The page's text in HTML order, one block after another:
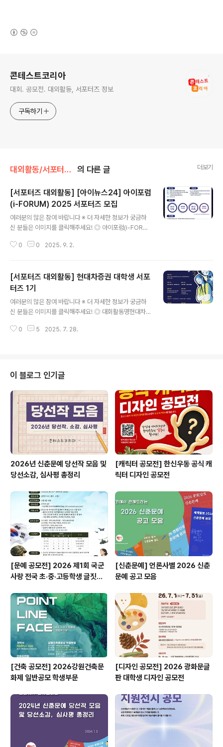
콘테스트코리아
대회. 공모전. 대외활동, 서포터즈 정보
구독하기
대외활동/서포터즈 • 기자단 의 다른 글 더보기
[서포터즈 대외활동] [아이뉴스24] 아이포럼
(i-FORUM) 2025 서포터즈 모집
여러분의 많은 참여 바랍니다 ※ 더 자세한 정보가 궁금하
신 분들은 이미지를 클릭해주세요! ◎ 아이포럼(i-FORU
025 서포터즈 모집 안내안녕하세요, 아이포럼(i-FORU
로 개최하는i-FORUM 2025 서포터즈를 모집합니다.많
은 관심과 참여 부탁드립니다. ◎ i-FORUM 2025 개요-
일시 : 2025. 10. 23.(목) 09:20~17:30- 장소 : 여의도
FKI타워 컨퍼런스센터 1층 그랜드볼룸- 주제 : 지금은 인
최 : 아이뉴스24 ◎ 서포터즈 모집 ..
0 0 2025. 9. 2.
[서포터즈 대외활동] 현대차증권 대학생 서포
터즈 1기
여러분의 많은 참여 바랍니다 ※ 더 자세한 정보가 궁금하
신 분들은 이미지를 클릭해주세요! ◎ 대회활동명현대차증
제작에 관심있는 대학생(재/휴학생) ◎ 접수기간2025. 0
ing@hmsec.co 메일로 보내주세요!- 동영상 파일명: 이
름/생년월일 (ex. 김현대/250808) ◎ 선발일정서류 심
사 → 1차 합격 통보 → 서포터즈 면접 → 최종 발표 ◎ 활
동기간2025년 9월 ~ 12월 ◎ 활동내용- 현대차증권 브
랜드 홍보 활동- 온오프라인 콘텐츠 제작- 월별 개..
0 5 2025. 7. 28.
이 블로그 인기글
2026년 신춘문예 당선작 모음 및
당선소감, 심사평 총정리
[캐릭터 공모전] 한신우동 공식 캐
릭터 디자인 공모전
[문예 공모전] 2026 제1회 국군
사랑 전국 초·중·고등학생 글짓기
[신춘문예] 언론사별 2026 신춘
문예 공고 모음
[건축 공모전] 2026강원건축문
화제 일반공모 학생부문
[디자인 공모전] 2026 광화문글
판 대학생 디자인 공모전